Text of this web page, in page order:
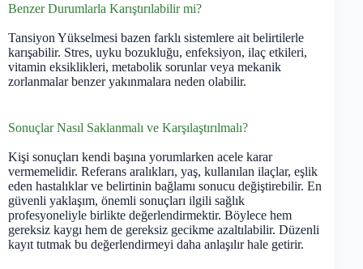
Benzer Durumlarla Karıştırılabilir mi?
Tansiyon Yükselmesi bazen farklı sistemlere ait belirtilerle
karışabilir. Stres, uyku bozukluğu, enfeksiyon, ilaç etkileri,
vitamin eksiklikleri, metabolik sorunlar veya mekanik
zorlanmalar benzer yakınmalara neden olabilir.
Sonuçlar Nasıl Saklanmalı ve Karşılaştırılmalı?
Kişi sonuçları kendi başına yorumlarken acele karar
vermemelidir. Referans aralıkları, yaş, kullanılan ilaçlar, eşlik
eden hastalıklar ve belirtinin bağlamı sonucu değiştirebilir. En
güvenli yaklaşım, önemli sonuçları ilgili sağlık
profesyoneliyle birlikte değerlendirmektir. Böylece hem
gereksiz kaygı hem de gereksiz gecikme azaltılabilir. Düzenli
kayıt tutmak bu değerlendirmeyi daha anlaşılır hale getirir.